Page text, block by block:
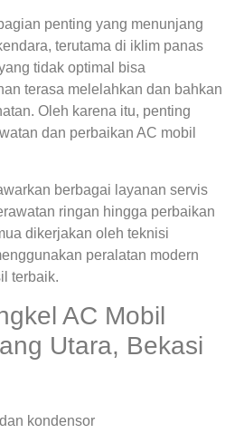
penting yang menunjang
terutama di iklim panas
tidak optimal bisa
terasa melelahkan dan bahkan
Oleh karena itu, penting
dan perbaikan AC mobil
berbagai layanan servis
ringan hingga perbaikan
dikerjakan oleh teknisi
peralatan modern
terbaik.
AC Mobil
Utara, Bekasi
kondensor